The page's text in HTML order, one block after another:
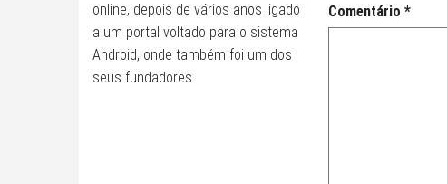
online, depois de vários anos ligado
a um portal voltado para o sistema
Android, onde também foi um dos
seus fundadores.
Comentário *